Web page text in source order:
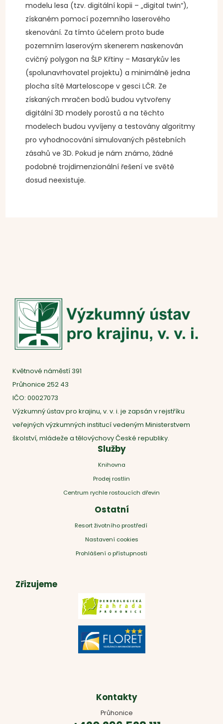
modelu lesa (tzv. digitální kopii – „digital twin“),
získaném pomocí pozemního laserového
skenování. Za tímto účelem proto bude
pozemním laserovým skenerem naskenován
cvičný polygon na ŠLP Křtiny – Masarykův les
(spolunavrhovatel projektu) a minimálně jedna
plocha sítě Marteloscope v gesci LČR. Ze
získaných mračen bodů budou vytvořeny
digitální 3D modely porostů a na těchto
modelech budou vyvíjeny a testovány algoritmy
pro vyhodnocování simulovaných pěstebních
zásahů ve 3D. Pokud je nám známo, žádné
podobné trojdimenzionální řešení ve světě
dosud neexistuje.
Květnové náměstí 391
Průhonice 252 43
IČO: 00027073
Výzkumný ústav pro krajinu, v. v. i. je zapsán v rejstříku
veřejných výzkumných institucí vedeným Ministerstvem
školství, mládeže a tělovýchovy České republiky.
Služby
Knihovna
Prodej rostlin
Centrum rychle rostoucích dřevin
Ostatní
Resort životního prostředí
Nastavení cookies
Prohlášení o přístupnosti
Zřizujeme
Kontakty
Průhonice